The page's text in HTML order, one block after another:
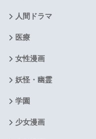
人間ドラマ
医療
女性漫画
妖怪・幽霊
学園
少女漫画